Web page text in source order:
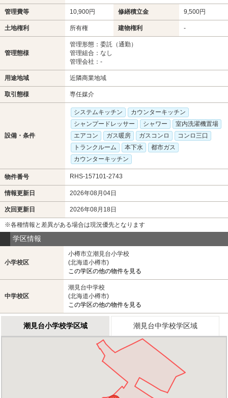
管理費等 10,900円 修繕積立金 9,500円
土地権利 所有権 建物権利 -
管理態様
管理形態：委託（通勤）
管理組合：なし
管理会社：-
用途地域 近隣商業地域
取引態様 専任媒介
設備・条件
システムキッチン
カウンターキッチン
シャンプードレッサー
シャワー
室内洗濯機置場
エアコン
ガス暖房 ガスコンロ
コンロ三口
トランクルーム
本下水
都市ガス
カウンターキッチン
物件番号 RHS-157101-2743
情報更新日 2026年08月04日
次回更新日 2026年08月18日
※各種情報と差異がある場合は現況優先となります
学区情報
小学校区
小樽市立潮見台小学校
(北海道小樽市)
この学区の他の物件を見る
中学校区
潮見台中学校
(北海道小樽市)
この学区の他の物件を見る
潮見台小学校学区域 潮見台中学校学区域